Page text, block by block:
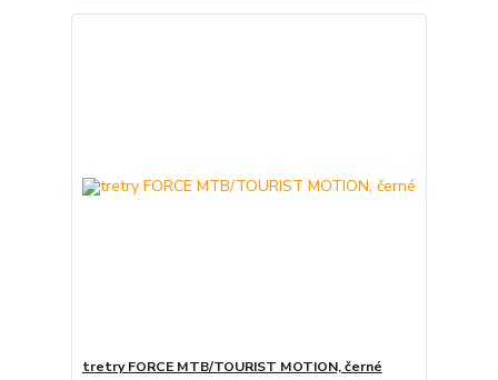
tretry FORCE MTB/TOURIST MOTION, černé